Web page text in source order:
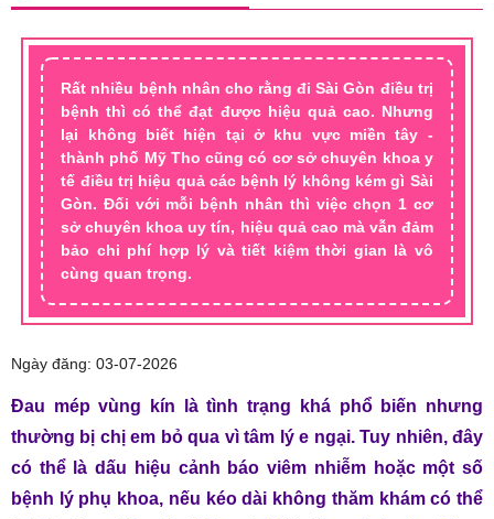
Rất nhiều bệnh nhân cho rằng đi Sài Gòn điều trị
bệnh thì có thể đạt được hiệu quả cao. Nhưng
lại không biết hiện tại ở khu vực miền tây -
thành phố Mỹ Tho cũng có cơ sở chuyên khoa y
tế điều trị hiệu quả các bệnh lý không kém gì Sài
Gòn. Đối với mỗi bệnh nhân thì việc chọn 1 cơ
sở chuyên khoa uy tín, hiệu quả cao mà vẫn đảm
bảo chi phí hợp lý và tiết kiệm thời gian là vô
cùng quan trọng.
Ngày đăng: 03-07-2026
Đau mép vùng kín là tình trạng khá phổ biến nhưng
thường bị chị em bỏ qua vì tâm lý e ngại. Tuy nhiên, đây
có thể là dấu hiệu cảnh báo viêm nhiễm hoặc một số
bệnh lý phụ khoa, nếu kéo dài không thăm khám có thể